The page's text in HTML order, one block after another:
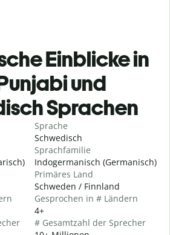
Einblicke in
und
Sprachen
Sprache
Schwedisch
Sprachfamilie
Indogermanisch (Germanisch)
Primäres Land
Schweden / Finnland
Gesprochen in # Ländern
4+
# Gesamtzahl der Sprecher